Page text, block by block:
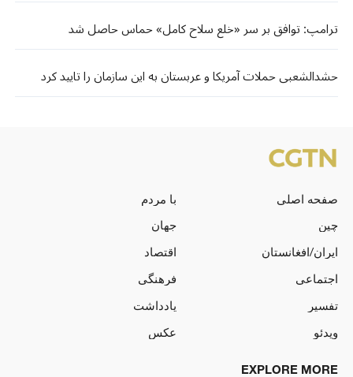
ترامپ: توافق بر سر «خلع سلاح کامل» حماس حاصل شد
حشدالشعبی حملات آمریکا و عربستان به این سازمان را تایید کرد
صفحه اصلی
با مردم
چین
جهان
ایران/افغانستان
اقتصاد
اجتماعی
فرهنگی
تفسیر
یادداشت
ویدئو
عکس
EXPLORE MORE